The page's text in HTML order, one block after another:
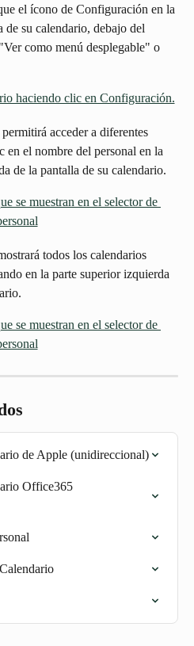
el ícono de Configuración en la
de su calendario, debajo del
como menú desplegable" o
acceder a diferentes
en el nombre del personal en la
de la pantalla de su calendario.
todos los calendarios
en la parte superior izquierda
de Apple (unidireccional)
Office365